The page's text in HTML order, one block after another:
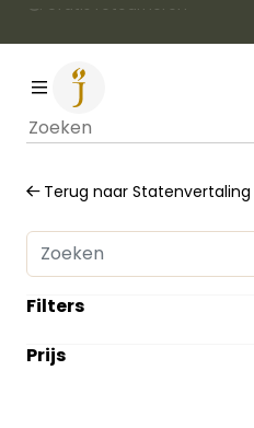
Terug naar Statenvertaling
Filters
Groot
Prijs